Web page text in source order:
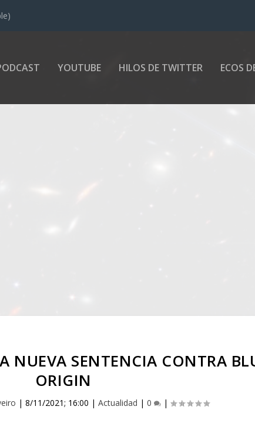
YOUTUBE HILOS DE TWITTER ECOS
NUEVA SENTENCIA CONTRA
ORIGIN
|8/11/2021; 16:00 |Actualidad |0 |